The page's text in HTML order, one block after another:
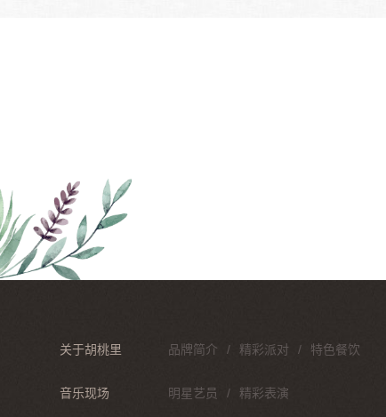
关于胡桃里 品牌简介 精彩派对 特色餐饮
音乐现场 明星艺员 精彩表演